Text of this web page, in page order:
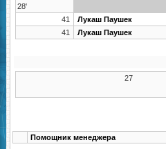
28'
41
Лукаш Паушек
41
Лукаш Паушек
27
Помощник менеджера